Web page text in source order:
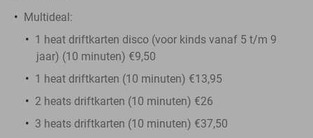
Multideal:
1 heat driftkarten disco (voor kinds vanaf 5 t/m 9
jaar) (10 minuten) €9,50
1 heat driftkarten (10 minuten) €13,95
2 heats driftkarten (10 minuten) €26
3 heats driftkarten (10 minuten) €37,50